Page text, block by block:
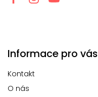
Informace pro vás
Kontakt
O nás